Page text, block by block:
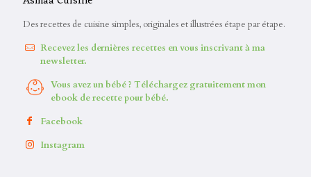
Des recettes de cuisine simples, originales et illustrées étape par étape.
Recevez les dernières recettes en vous inscrivant à ma
newsletter.
Vous avez un bébé ? Téléchargez gratuitement mon
ebook de recette pour bébé.
Facebook
Instagram